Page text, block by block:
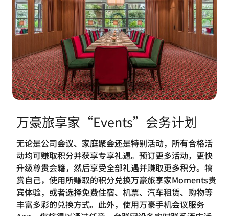
万豪旅享家“Events”会务计划
无论是公司会议、家庭聚会还是特别活动，所有合格活
动均可赚取积分并获享专享礼遇。预订更多活动，更快
升级尊贵会籍，然后享受全部礼遇并赚取更多积分。犒
赏自己，使用所赚取的积分兑换万豪旅享家Moments贵
宾体验，或者选择免费住宿、机票、汽车租赁、购物等
丰富多彩的兑换方式。此外，使用万豪手机会议服务